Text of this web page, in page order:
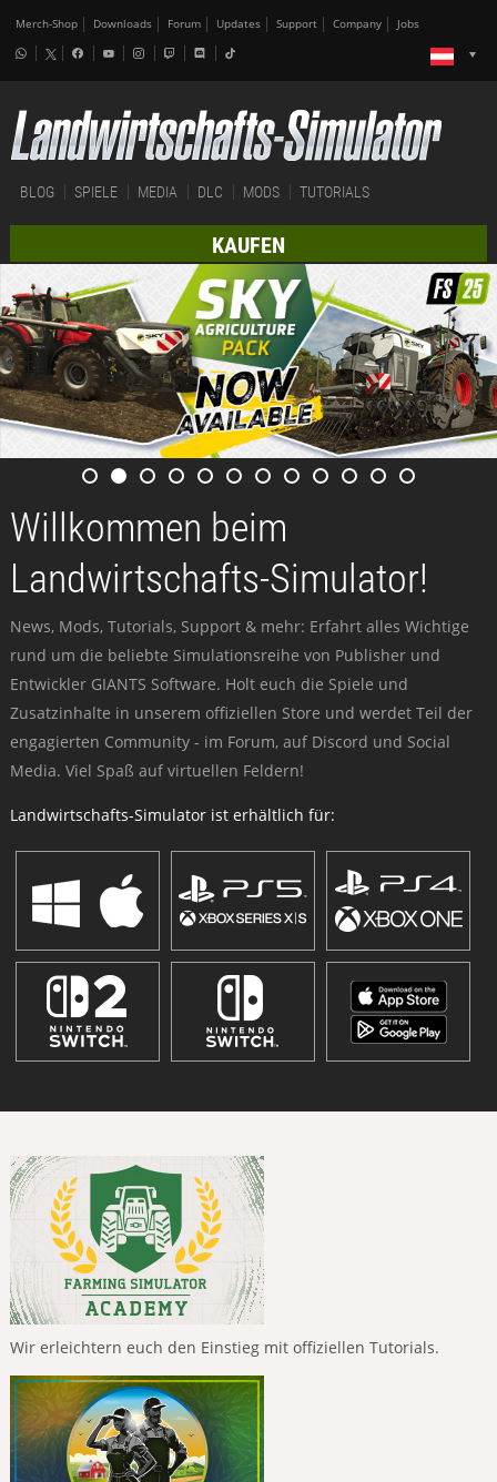
Merch-Shop Downloads Forum Updates Support Company Jobs
BLOG SPIELE MEDIA DLC MODS TUTORIALS
KAUFEN
Willkommen beim
Landwirtschafts-Simulator!
News, Mods, Tutorials, Support & mehr: Erfahrt alles Wichtige
rund um die beliebte Simulationsreihe von Publisher und
Entwickler GIANTS Software. Holt euch die Spiele und
Zusatzinhalte in unserem offiziellen Store und werdet Teil der
engagierten Community - im Forum, auf Discord und Social
Media. Viel Spaß auf virtuellen Feldern!
Landwirtschafts-Simulator ist erhältlich für:
Wir erleichtern euch den Einstieg mit offiziellen Tutorials.